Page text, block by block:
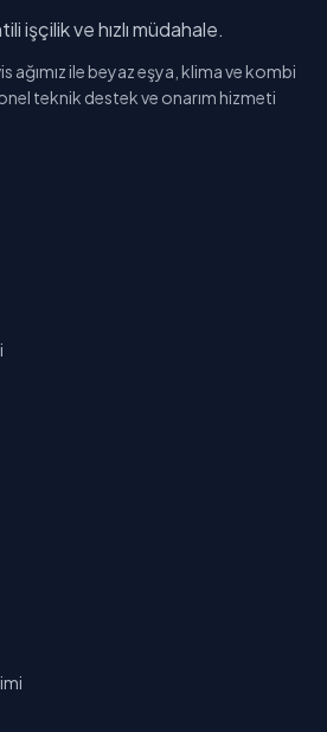
işçilik ve hızlı müdahale.
ağımız ile beyaz eşya, klima ve kombi
teknik destek ve onarım hizmeti